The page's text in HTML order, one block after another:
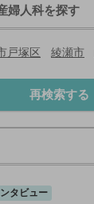
婦人科を探す
戸塚区 綾瀬市
再検索する
タビュー